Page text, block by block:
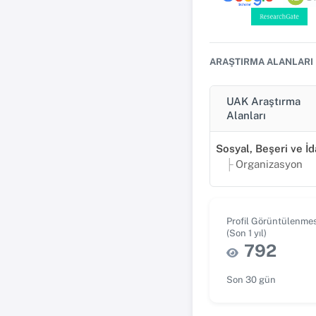
ARAŞTIRMA ALANLARI
UAK Araştırma
Alanları
Organizasyon
Profil
(Son 1 yıl)
792
Son 30 gün